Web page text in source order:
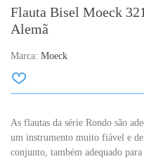
Flauta Bisel Moeck
Alemã
Marca: Moeck
As flautas da série Rondo são
um instrumento muito fiável e
conjunto, também adequado